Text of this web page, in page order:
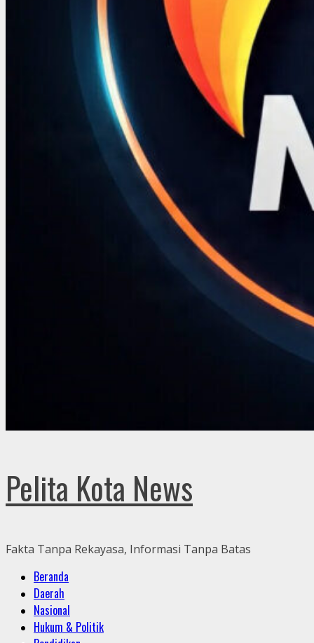
Pelita Kota News
Fakta Tanpa Rekayasa, Informasi Tanpa Batas
Primary
Menu
Beranda
Daerah
Nasional
Hukum & Politik